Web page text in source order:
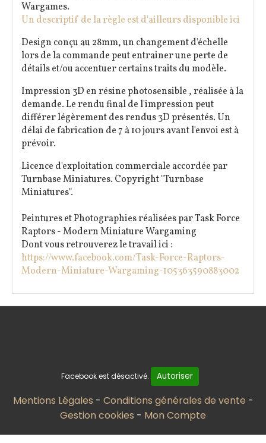
Wargames.
Un descriptif de la règle est d'ailleurs disponible ici
Design conçu au 28mm, un changement d'échelle
lors de la commande peut entrainer une perte de
détails et/ou accentuer certains traits du modèle.
Impression 3D en résine photosensible , réalisée à la
demande. Le rendu final de l'impression peut
différer légèrement des rendus 3D présentés. Un
délai de fabrication de 7 à 10 jours avant l'envoi est à
prévoir.
Licence d'exploitation commerciale accordée par
Turnbase Miniatures. Copyright "Turnbase
Miniatures".
Peintures et Photographies réalisées par Task Force
Raptors - Modern Miniature Wargaming
Dont vous retrouverez le travail ici :
https://www.facebook.com/Task-Force-Raptors-
Modern-Miniature-Wargaming-105363590883002
Facebook est désactivé. Autoriser
Mentions Légales
Conditions générales de vente
Gestion cookies
Mon Compte